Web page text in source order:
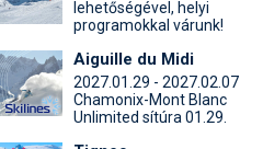
Termékkereső
egyéb síeléshez kapcsolódó téma
kapcsolatos kérdések és válaszok
beszélgetések
lehetőségével, helyi
programokkal várunk!
Aiguille du Midi
2027.01.29 - 2027.02.07
Chamonix-Mont Blanc
Unlimited sítúra 01.29.